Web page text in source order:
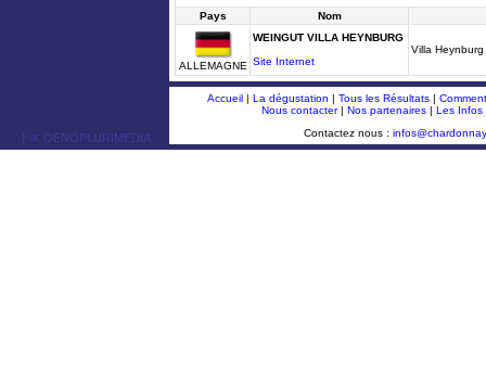
Pays
Nom
ALLEMAGNE
WEINGUT VILLA HEYNBURG
Site Internet
Villa
ￂﾮ OENOPLURIMEDIA
Accueil| La dégustation | Tous les Résultats|
Nous contacter| Nos partenaires| Les Infos
Contactez nous :